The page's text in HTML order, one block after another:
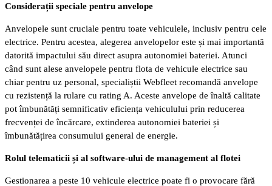
Considerații speciale pentru anvelope
Anvelopele sunt cruciale pentru toate vehiculele, inclusiv pentru cele
electrice. Pentru acestea, alegerea anvelopelor este și mai importantă
datorită impactului său direct asupra autonomiei bateriei. Atunci
când sunt alese anvelopele pentru flota de vehicule electrice sau
chiar pentru uz personal, specialiștii Webfleet recomandă anvelope
cu rezistență la rulare cu rating A. Aceste anvelope de înaltă calitate
pot îmbunătăți semnificativ eficiența vehiculului prin reducerea
frecvenței de încărcare, extinderea autonomiei bateriei și
îmbunătățirea consumului general de energie.
Rolul telematicii și al software-ului de management al flotei
Gestionarea a peste 10 vehicule electrice poate fi o provocare fără